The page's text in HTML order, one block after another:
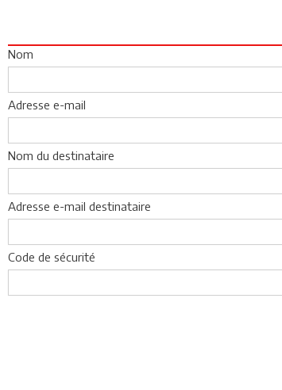
Nom
Adresse e-mail
Nom du destinataire
Adresse e-mail destinataire
Code de sécurité